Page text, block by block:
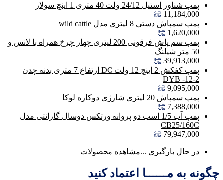
پمپ شناور استیل 24/12 ولت 40 متری 1 اینچ سولار
11,184,000
پمپ سمپاش دستی 8 لیتری مدل wild cattle
1,620,000
پمپ سم پاش فرقونی 200 لیتری چهار چرخ همراه با لانس و
50 متر شیلنگ
39,913,000
پمپ کفکش 2 اینچ 12 ولت DC ارتفاع 7 متری بدنه چدن
DYB -12-2
9,095,000
پمپ سمپاش 20 لیتری شارژی دوکاره لوکا
7,388,000
پمپ آب 1/5 اسب دو پروانه ورتکس دوسال گارانتی مدل
CB25/160C
79,947,000
در حال بارگیری ...مشاهده محصولات
چگونه به مــــــا اعتماد کنید